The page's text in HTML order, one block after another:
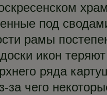
под
рамы
икон теряют
ряда
чего